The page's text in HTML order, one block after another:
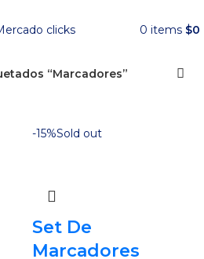
0 items $0
“Marcadores”
-15%Sold out
Set De
Marcadores